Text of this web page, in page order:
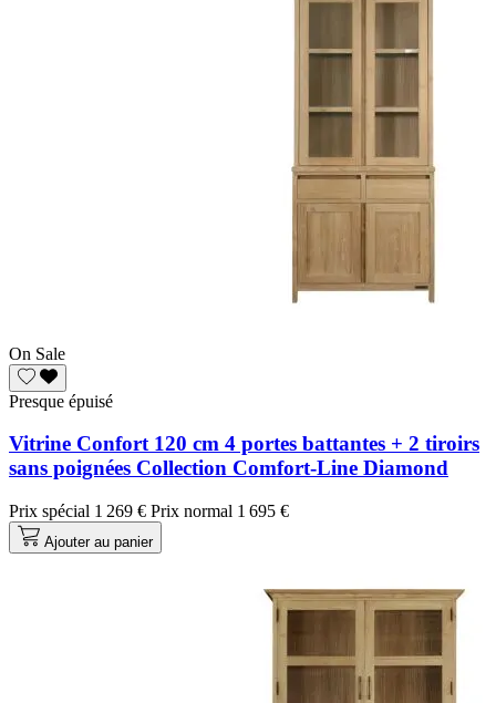
On Sale
Presque épuisé
Vitrine Confort 120 cm 4 portes battantes + 2 tiroirs
sans poignées Collection Comfort-Line Diamond
Prix spécial 1 269 € Prix normal 1 695 €
Ajouter au panier